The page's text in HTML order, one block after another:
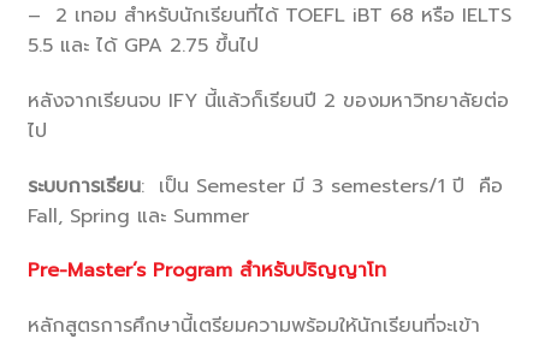
– 2 เทอม สำหรับนักเรียนที่ได้ TOEFL iBT 68 หรือ IELTS
5.5 และ ได้ GPA 2.75 ขึ้นไป
หลังจากเรียนจบ IFY นี้แล้วก็เรียนปี 2 ของมหาวิทยาลัยต่อ
ไป
ระบบการเรียน: เป็น Semester มี 3 semesters/1 ปี คือ
Fall, Spring และ Summer
Pre-Master’s Program สำหรับปริญญาโท
หลักสูตรการศึกษานี้เตรียมความพร้อมให้นักเรียนที่จะเข้า